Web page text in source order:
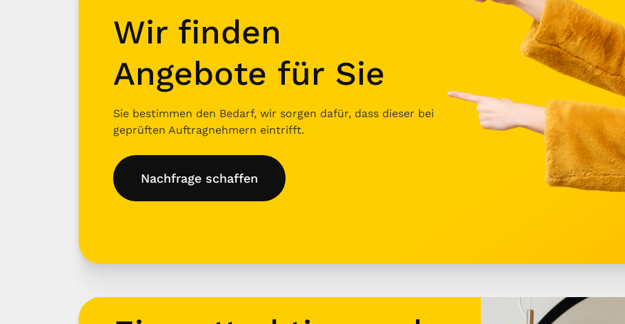
Wir finden
Angebote für Sie
Sie bestimmen den Bedarf, wir sorgen dafür, dass dieser bei
geprüften Auftragnehmern eintrifft.
Nachfrage schaffen